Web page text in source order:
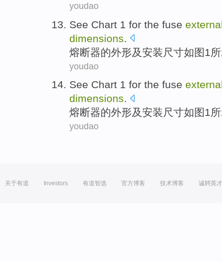
youdao
See Chart 1 for the fuse
dimensions
熔断器的外形及安装 尺寸如图 1
youdao
See Chart 1 for the fuse
dimensions.
熔断器的外形及安装尺寸如图1
youdao
关于有道 Investors 有道智选 官方博客 技术博客 诚聘英才